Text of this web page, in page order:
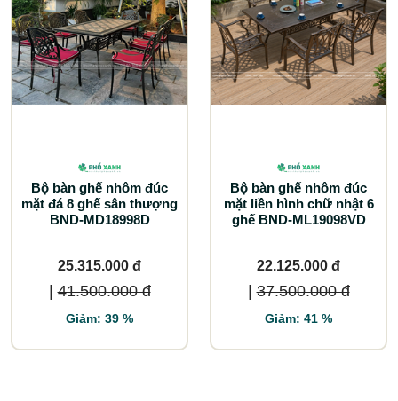
Bộ bàn ghế nhôm đúc
mặt đá 8 ghế sân thượng
BND-MD18998D
25.315.000 đ
| 41.500.000 đ
Giảm: 39 %
Bộ bàn ghế nhôm đúc
mặt liền hình chữ nhật 6
ghế BND-ML19098VD
22.125.000 đ
| 37.500.000 đ
Giảm: 41 %